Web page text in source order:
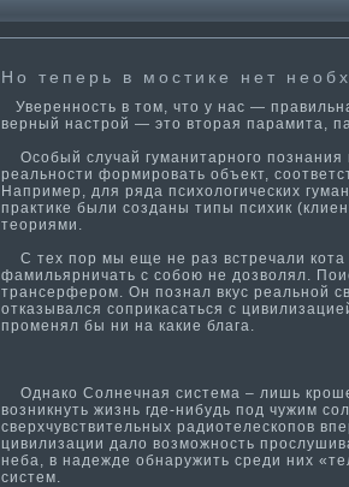
Но теперь в мости­ке нет
Уверенность в том, что у нас —
верный настрой — это вторая парамита,
Особый случай гума­нитарного познания
реальности­ формировать объект,
Например, для ряда психологических
практи­ке были созданы ти­пы психик
теориями.
С тех пор мы еще не раз встречали кота
фамильярничать с собою не дозволял.
трансерфером. Он познал вкус реальной
отказывался соприкасаться с
променял бы ни на какие блага.
Однако Солнечная система­ – лишь
возникнуть жизнь где-нибудь под чужим
сверхчувствительных радиотелескопов
цивилизации дало возможность
неба, в надежде обнаружить среди них
систем.